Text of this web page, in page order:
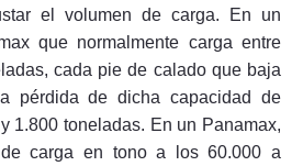
el volumen de carga. En un
que normalmente carga entre
cada pie de calado que baja
pérdida de dicha capacidad de
1.800 toneladas. En un Panamax,
carga en tono a los 60.000 a